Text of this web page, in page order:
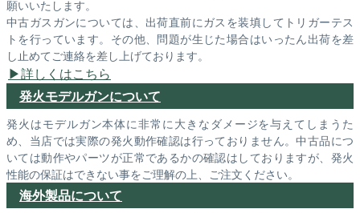
願いいたします。
中古ガスガンについては、出荷直前にガスを装填してトリガーテス
トを行っています。その他、問題が生じた場合はいったん出荷を差
し止めてご連絡を差し上げております。
詳しくはこちら
発火モデルガンについて
発火はモデルガン本体に非常に大きなダメージを与えてしまうた
め、当店では実際の発火動作確認は行っておりません。中古品につ
いては動作やパーツが正常であるかの確認はしておりますが、発火
性能の保証はできない事をご理解の上、ご注文ください。
海外製品について